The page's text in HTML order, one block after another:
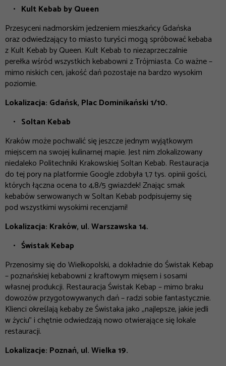
Kult Kebab by Queen
Przesyceni nadmorskim jedzeniem mieszkańcy Gdańska
oraz odwiedzający to miasto turyści mogą spróbować kebaba
z Kult Kebab by Queen. Kult Kebab to niezaprzeczalnie
perełka wśród wszystkich kebabowni z Trójmiasta. Co ważne –
mimo niskich cen, jakość dań pozostaje na bardzo wysokim
poziomie.
Lokalizacja: Gdańsk, Plac Dominikański 1/10.
Soltan Kebab
Kraków może pochwalić się jeszcze jednym wyjątkowym
miejscem na swojej kulinarnej mapie. Jest nim zlokalizowany
niedaleko Politechniki Krakowskiej Soltan Kebab. Restauracja
do tej pory na platformie Google zdobyła 1,7 tys. opinii gości,
których łączna ocena to 4,8/5 gwiazdek! Znając smak
kebabów serwowanych w Soltan Kebab podpisujemy się
pod wszystkimi wysokimi recenzjami!
Lokalizacja: Kraków, ul. Warszawska 14.
Świstak Kebap
Przenosimy się do Wielkopolski, a dokładnie do Świstak Kebap
– poznańskiej kebabowni z kraftowym mięsem i sosami
własnej produkcji. Restauracja Świstak Kebap – mimo braku
dowozów przygotowywanych dań – radzi sobie fantastycznie.
Klienci określają kebaby ze Świstaka jako ,,najlepsze, jakie jedli
w życiu” i chętnie odwiedzają nowo otwierające się lokale
restauracji.
Lokalizacje: Poznań, ul. Wielka 19.